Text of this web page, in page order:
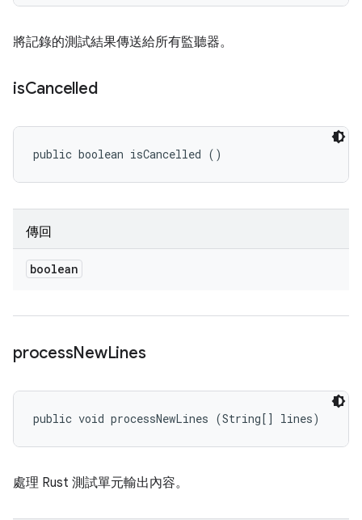
將記錄的測試結果傳送給所有監聽器。
isCancelled
public boolean isCancelled ()
傳回
boolean
processNewLines
public void processNewLines (String[] lines)
處理 Rust 測試單元輸出內容。